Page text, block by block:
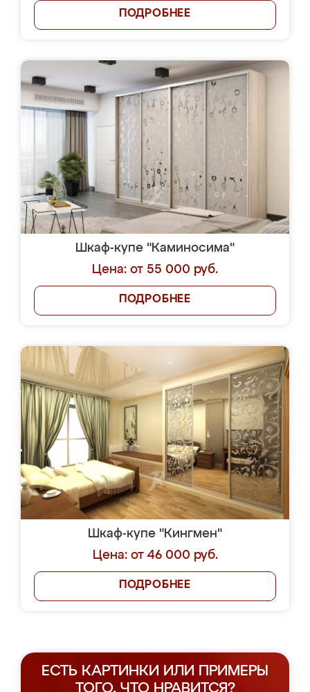
ПОДРОБНЕЕ
Шкаф-купе "Каминосима"
Цена: от 55 000 руб.
ПОДРОБНЕЕ
Шкаф-купе "Кингмен"
Цена: от 46 000 руб.
ПОДРОБНЕЕ
ЕСТЬ КАРТИНКИ ИЛИ ПРИМЕРЫ
ТОГО, ЧТО НРАВИТСЯ?